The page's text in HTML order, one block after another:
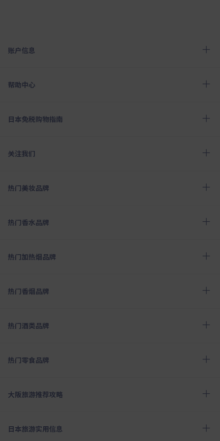
账户信息
帮助中心
日本免税购物指南
关注我们
热门美妆品牌
热门香水品牌
热门加热烟品牌
热门香烟品牌
热门酒类品牌
热门零食品牌
大阪旅游推荐攻略
日本旅游实用信息